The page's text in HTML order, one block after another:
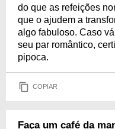
do que as refeições
que o ajudem a
algo fabuloso. Caso
seu par romântico,
pipoca.
COPIAR
Faça um café da